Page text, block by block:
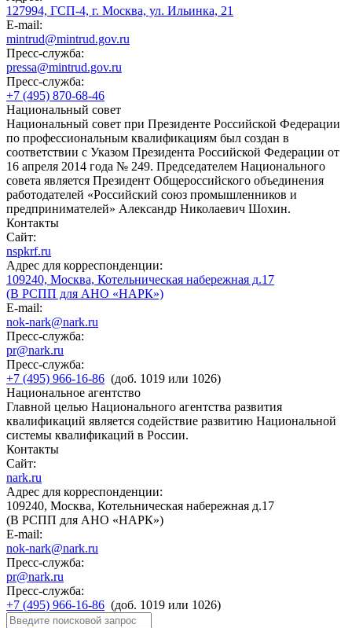
127994, ГСП-4, г. Москва, ул. Ильинка, 21
E-mail:
mintrud@mintrud.gov.ru
Пресс-служба:
pressa@mintrud.gov.ru
Пресс-служба:
+7 (495) 870-68-46
Национальный совет
Национальный совет при Президенте Российской Федерации
по профессиональным квалификациям был создан в
соответствии с Указом Президента Российской Федерации от
16 апреля 2014 года № 249. Председателем Национального
совета является Президент Общероссийского объединения
работодателей «Российский союз промышленников и
предпринимателей» Александр Николаевич Шохин.
Контакты
Сайт:
nspkrf.ru
Адрес для корреспонденции:
109240, Москва, Котельническая набережная д.17
(В РСПП для АНО «НАРК»)
E-mail:
nok-nark@nark.ru
Пресс-служба:
pr@nark.ru
Пресс-служба:
+7 (495) 966-16-86 (доб. 1019 или 1026)
Национальное агентство
Главной целью Национального агентства развития
квалификаций является содействие развитию Национальной
системы квалификаций в России.
Контакты
Сайт:
nark.ru
Адрес для корреспонденции:
109240, Москва, Котельническая набережная д.17
(В РСПП для АНО «НАРК»)
E-mail:
nok-nark@nark.ru
Пресс-служба:
pr@nark.ru
Пресс-служба:
+7 (495) 966-16-86 (доб. 1019 или 1026)